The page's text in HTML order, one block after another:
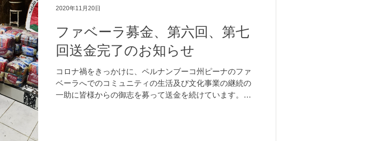
ファベーラ募金、第六回、第七
回送金完了のお知らせ
コロナ禍をきっかけに、ペルナンブーコ州ピーナのファ
ベーラへでのコミュニティの生活及び文化事業の継続の
一助に皆様からの御志を募って送金を続けています。本
2020年11月20日